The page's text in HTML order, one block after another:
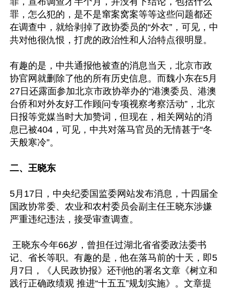
罪，怎么犯的，是不是窜案窝案等等这些问题都还
在调查中，就给剥掉了政协委员的“外衣”，可见，中
共对他很仇恨，打虎的政治性和人治特点很明显。
有趣的是，中共通报他被查的消息当天，北京市政
协官网就删除了他的所有历史信息。而魏小东在5月
27日还露面参加北京市政协举办的“港澳委员、港澳
台侨和对外友好工作顾问专项视察考察活动”，北京
日报等党媒当时大加赞词，但现在，相关网站的消
息已被404，可见，中共对落马官员的无情甚于“冬
天般寒冷”。
二、王晓东
5月17日，中央纪委国监委网站发布消息，十四届全
国政协常委、农业和农村委员会副主任王晓东涉嫌
严重违纪违法，接受审查调查。
记、省长等职。有趣的是，他在落马前的十天，即5
月7日，《人民政协报》还刊他的署名文章《树立和
践行正确政绩观 推进“十五五”规划实施》。文章提